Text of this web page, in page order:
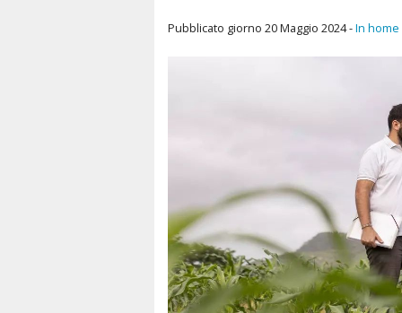
Pubblicato giorno 20 Maggio 2024 -In home